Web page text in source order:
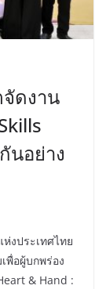
ดงาน
นอย่าง
งประเทศไทย
พื่อผู้บกพร่อง
& Hand :